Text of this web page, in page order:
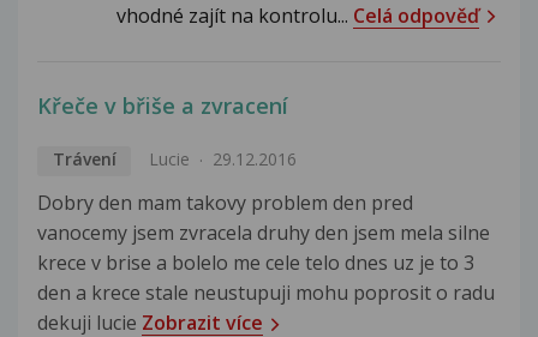
vhodné zajít na kontrolu... Celá odpověď
Křeče v břiše a zvracení
Trávení Lucie 29.12.2016
Dobry den mam takovy problem den pred
vanocemy jsem zvracela druhy den jsem mela silne
krece v brise a bolelo me cele telo dnes uz je to 3
den a krece stale neustupuji mohu poprosit o radu
dekuji lucie Zobrazit více